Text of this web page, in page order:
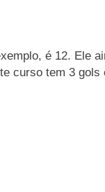
é 12. Ele
curso tem 3